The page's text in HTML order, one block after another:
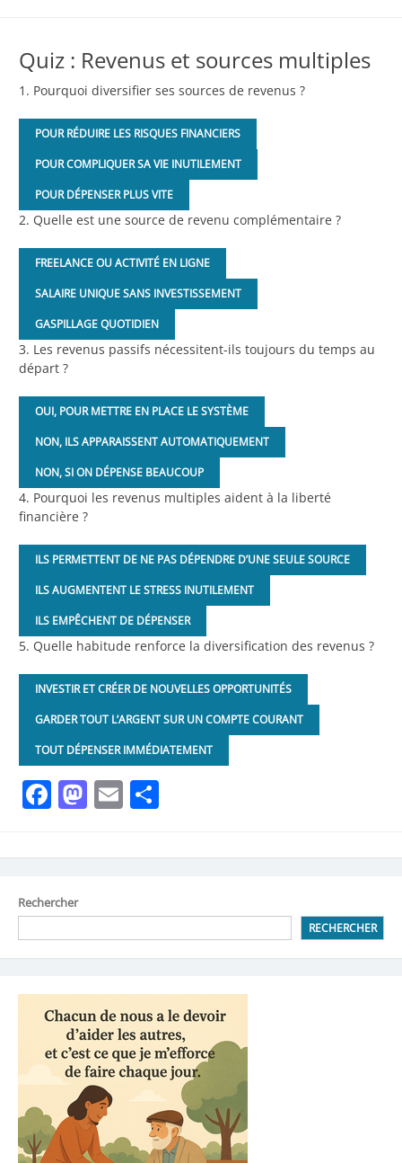
Quiz : Revenus et sources multiples
1. Pourquoi diversifier ses sources de revenus ?
POUR RÉDUIRE LES RISQUES FINANCIERS
POUR COMPLIQUER SA VIE INUTILEMENT
POUR DÉPENSER PLUS VITE
2. Quelle est une source de revenu complémentaire ?
FREELANCE OU ACTIVITÉ EN LIGNE
SALAIRE UNIQUE SANS INVESTISSEMENT
GASPILLAGE QUOTIDIEN
3. Les revenus passifs nécessitent-ils toujours du temps au
départ ?
OUI, POUR METTRE EN PLACE LE SYSTÈME
NON, ILS APPARAISSENT AUTOMATIQUEMENT
NON, SI ON DÉPENSE BEAUCOUP
4. Pourquoi les revenus multiples aident à la liberté
financière ?
ILS PERMETTENT DE NE PAS DÉPENDRE D’UNE SEULE SOURCE
ILS AUGMENTENT LE STRESS INUTILEMENT
ILS EMPÊCHENT DE DÉPENSER
5. Quelle habitude renforce la diversification des revenus ?
INVESTIR ET CRÉER DE NOUVELLES OPPORTUNITÉS
GARDER TOUT L’ARGENT SUR UN COMPTE COURANT
TOUT DÉPENSER IMMÉDIATEMENT
Facebook
Mastodon
Email
Rechercher
RECHERCHER